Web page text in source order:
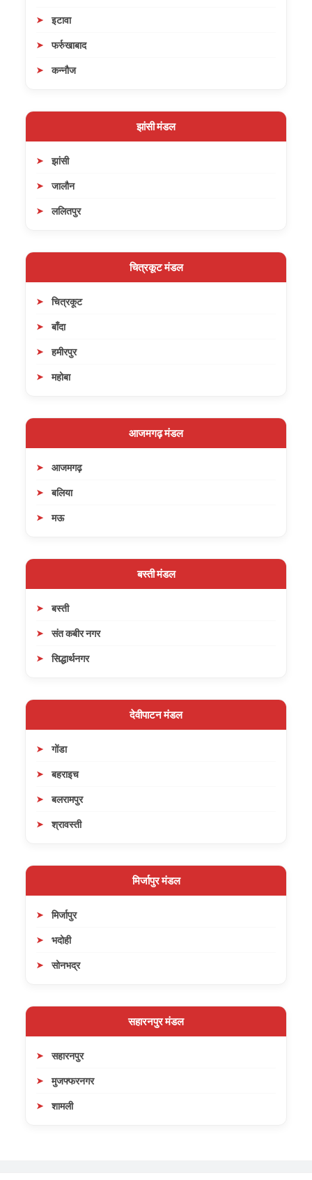
इटावा
फर्रुखाबाद
कन्नौज
झांसी मंडल
झांसी
जालौन
ललितपुर
चित्रकूट मंडल
चित्रकूट
बाँदा
हमीरपुर
महोबा
आजमगढ़ मंडल
आजमगढ़
बलिया
मऊ
बस्ती मंडल
बस्ती
संत कबीर नगर
सिद्धार्थनगर
देवीपाटन मंडल
गोंडा
बहराइच
बलरामपुर
श्रावस्ती
मिर्जापुर मंडल
मिर्जापुर
भदोही
सोनभद्र
सहारनपुर मंडल
सहारनपुर
मुजफ्फरनगर
शामली